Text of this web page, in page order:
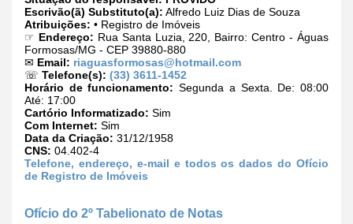
Escrivão(ã) Substituto(a): Alfredo Luiz Dias de Souza
Atribuições: • Registro de Imóveis
☞ Endereço: Rua Santa Luzia, 220, Bairro: Centro - Águas
Formosas/MG - CEP 39880-880
✉ Email: riaguasformosas@hotmail.com
☏ Telefone(s): (33) 3611-1452
Horário de funcionamento: Segunda a Sexta. De: 08:00
Até: 17:00
Cartório Informatizado: Sim
Com Internet: Sim
Data da Criação: 31/12/1958
CNS: 04.402-4
Telefone, endereço, e-mail e todos os dados do Ofício
de Registro de Imóveis
Ofício do 2º Tabelionato de Notas